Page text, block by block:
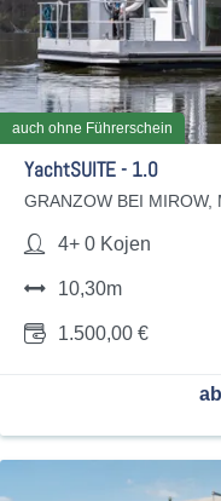
auch ohne Führerschein
YachtSUITE - 1.0
GRANZOW BEI MIROW,
4+ 0 Kojen
10,30m
1.500,00 €
ab